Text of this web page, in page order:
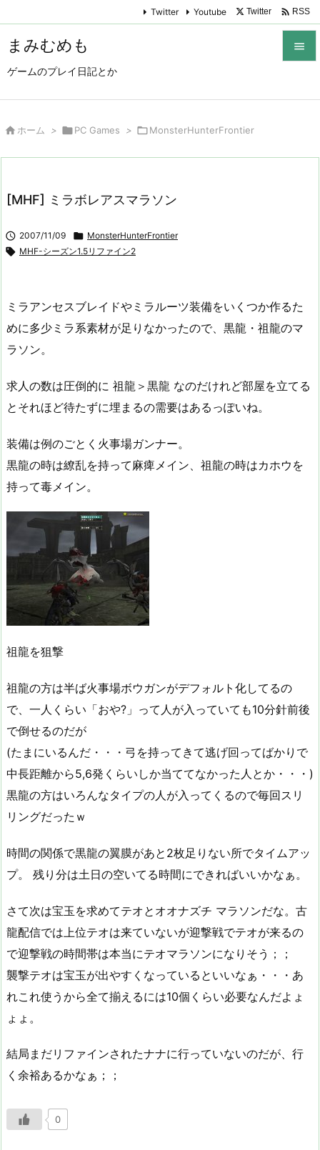
まみむめも
ゲームのプレイ日記とか

Twitter Youtube Twitter  RSS
 ホーム > PC Games > MonsterHunterFrontier
[MHF] ミラボレアスマラソン
 2007/11/09  MonsterHunterFrontier
 MHF-シーズン1.5リファイン2
ミラアンセスブレイドやミラルーツ装備をいくつか作るた
めに多少ミラ系素材が足りなかったので、黒龍・祖龍のマ
ラソン。
求人の数は圧倒的に 祖龍＞黒龍 なのだけれど部屋を立てる
とそれほど待たずに埋まるの需要はあるっぽいね。
装備は例のごとく火事場ガンナー。
黒龍の時は繚乱を持って麻痺メイン、祖龍の時はカホウを
持って毒メイン。
祖龍を狙撃
祖龍の方は半ば火事場ボウガンがデフォルト化してるの
で、一人くらい「おや?」って人が入っていても10分針前後
で倒せるのだが
(たまにいるんだ・・・弓を持ってきて逃げ回ってばかりで
中長距離から5,6発くらいしか当ててなかった人とか・・・)
黒龍の方はいろんなタイプの人が入ってくるので毎回スリ
リングだったｗ
時間の関係で黒龍の翼膜があと2枚足りない所でタイムアッ
プ。 残り分は土日の空いてる時間にできればいいかなぁ。
さて次は宝玉を求めてテオとオオナズチ マラソンだな。古
龍配信では上位テオは来ていないが迎撃戦でテオが来るの
で迎撃戦の時間帯は本当にテオマラソンになりそう；；
襲撃テオは宝玉が出やすくなっているといいなぁ・・・あ
れこれ使うから全て揃えるには10個くらい必要なんだよょ
ょょ。
結局まだリファインされたナナに行っていないのだが、行
く余裕あるかなぁ；；
0